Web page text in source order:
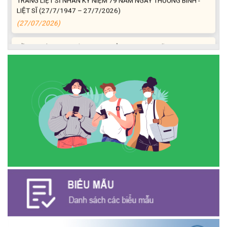
LIỆT SĨ (27/7/1947 – 27/7/2026)
(27/07/2026)
THĂM, TẶNG QUÀ GIA ĐÌNH CHÍNH SÁCH NHÂN KỶ NIỆM 79
Phát biểu bế mạc Hội nghị Trung ương 3, khóa XIV của Tổng Bí
thư, Chủ tịch nước Tô Lâm
(26/07/2026)
NGÂN HÀNG CHÍNH SÁCH XÃ HỘI CƯ M’GAR: TỔ CHỨC CHO
QUỐC
(24/07/2026)
HỘI NÔNG DÂN XÃ CƯ M’GAR ĐẠI DIỆN TỈNH ĐẮK LẮK QUẢNG